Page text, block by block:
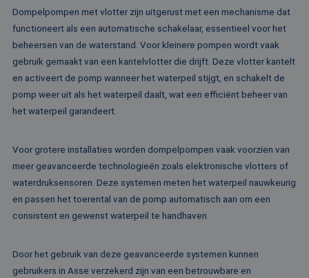
Dompelpompen met vlotter zijn uitgerust met een mechanisme dat
functioneert als een automatische schakelaar, essentieel voor het
beheersen van de waterstand. Voor kleinere pompen wordt vaak
gebruik gemaakt van een kantelvlotter die drijft. Deze vlotter kantelt
en activeert de pomp wanneer het waterpeil stijgt, en schakelt de
pomp weer uit als het waterpeil daalt, wat een efficiënt beheer van
het waterpeil garandeert.
Voor grotere installaties worden dompelpompen vaak voorzien van
meer geavanceerde technologieën zoals elektronische vlotters of
waterdruksensoren. Deze systemen meten het waterpeil nauwkeurig
en passen het toerental van de pomp automatisch aan om een
consistent en gewenst waterpeil te handhaven.
Door het gebruik van deze geavanceerde systemen kunnen
gebruikers in Asse verzekerd zijn van een betrouwbare en
.c.clarity.ms
die we gebruiken
website voor
analyses te
IDE
Google LLC
1 jaar
Deze cookie
Doubleclick en
informatie uit
hoe de
gezien voordat
bezocht.
test_cookie
Google LLC
.doubleclick.net
15 minuten
Deze cookie
geplaatst door
websitebezoeker